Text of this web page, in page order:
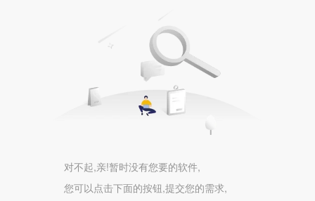
对不起,亲!暂时没有您要的软件,
您可以点击下面的按钮,提交您的需求,